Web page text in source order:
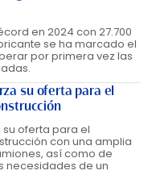
en 2024 con 27.700
se ha marcado el
por primera vez las
su oferta para el
su oferta para el
con una amplia
así como de
necesidades de un